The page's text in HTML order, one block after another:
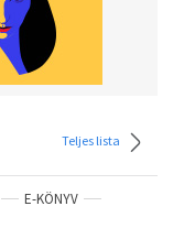
Teljes lista
E-KÖNYV